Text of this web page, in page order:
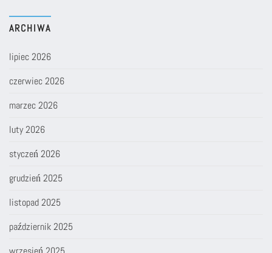
ARCHIWA
lipiec 2026
czerwiec 2026
marzec 2026
luty 2026
styczeń 2026
grudzień 2025
listopad 2025
październik 2025